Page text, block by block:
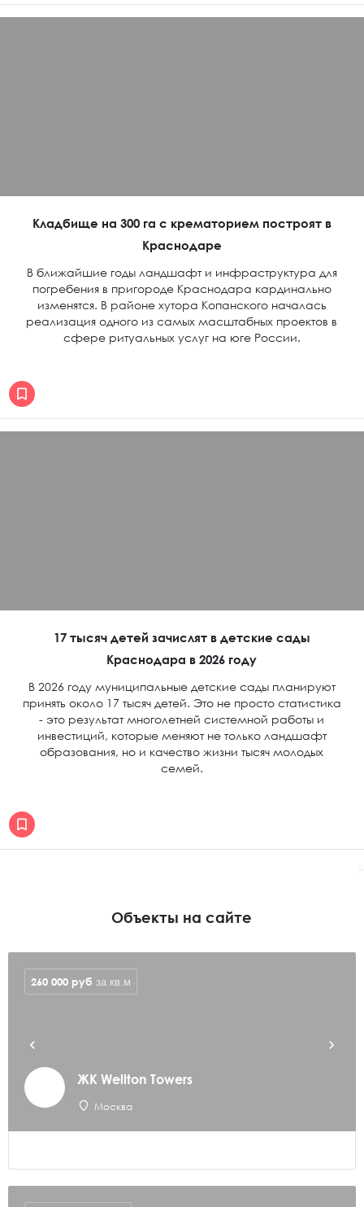
Кладбище на 300 га с крематорием построят в
Краснодаре
В ближайшие годы ландшафт и инфраструктура для
погребения в пригороде Краснодара кардинально
изменятся. В районе хутора Копанского началась
реализация одного из самых масштабных проектов в
сфере ритуальных услуг на юге России.
17 тысяч детей зачислят в детские сады
Краснодара в 2026 году
В 2026 году муниципальные детские сады планируют
принять около 17 тысяч детей. Это не просто статистика
- это результат многолетней системной работы и
инвестиций, которые меняют не только ландшафт
образования, но и качество жизни тысяч молодых
семей.
Объекты на сайте
ЖК Wellton Towers
Москва
260 000 руб за кв.м